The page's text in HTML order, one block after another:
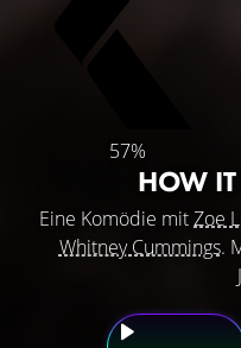
57%
HOW
Eine Komödie mitZoe
Whitney Cummings.